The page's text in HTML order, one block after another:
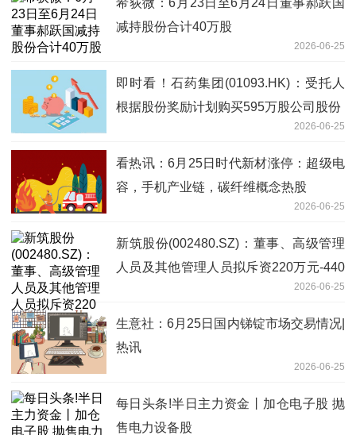
减持股份合计40万股
2026-06-25
即时看！石药集团(01093.HK)：受托人
根据股份奖励计划购买595万股公司股份
2026-06-25
看热讯：6月25日时代新材涨停：超级电
容，手机产业链，碳纤维概念热股
2026-06-25
新筑股份(002480.SZ)：董事、高级管理
人员及其他管理人员拟斥资220万元-440
2026-06-25
生意社：6月25日国内锑锭市场交易情况|
热讯
2026-06-25
每日头条!半日主力资金丨加仓电子股 抛
售电力设备股